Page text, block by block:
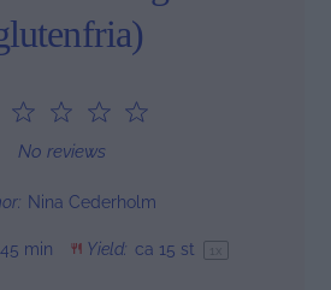
4
Stars
Stars
Star
No reviews
Nina Cederholm
45 min Yield: ca 15 st 1